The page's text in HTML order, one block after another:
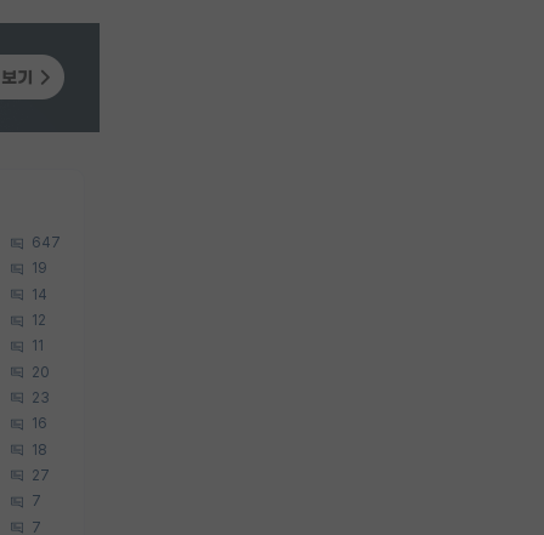
647
19
14
12
11
20
23
16
18
27
7
7